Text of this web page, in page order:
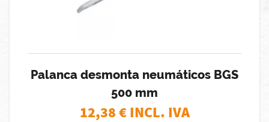
Palanca desmonta neumáticos BGS
500 mm
12,38€ INCL. IVA